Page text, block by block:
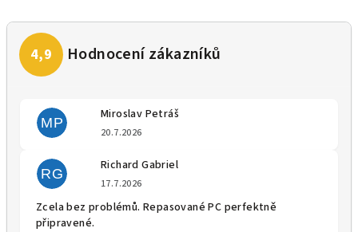
MP
Miroslav Petráš
20.7.2026
RG
Richard Gabriel
17.7.2026
Zcela bez problémů. Repasované PC perfektně
připravené.